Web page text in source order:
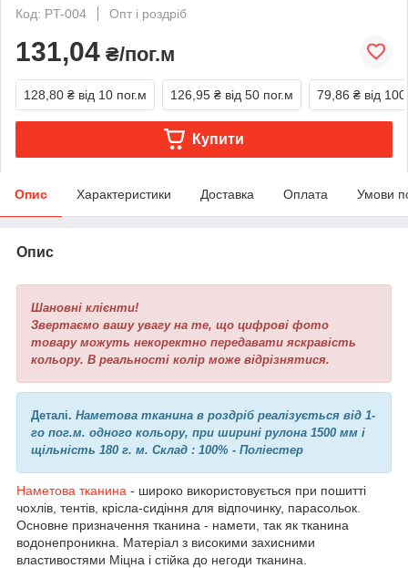
Код: PT-004
Опт і роздріб
131,04 ₴/пог.м
128,80 ₴ від 10 пог.м 126,95 ₴ від 50 пог.м 79,86 ₴ від
Купити
Опис Характеристики Доставка Оплата Умови
Опис
Шановні клієнти!
Звертаємо вашу увагу на те, що цифрові фото
товару можуть некоректно передавати яскравість
кольору. В реальності колір може відрізнятися.
Деталі. Наметова тканина в роздріб реалізується від 1-
го пог.м. одного кольору, при ширині рулона 1500 мм і
щільність 180 г. м. Склад : 100% - Поліестер
Наметова тканина - широко використовується при пошитті
чохлів, тентів, крісла-сидіння для відпочинку, парасольок.
Основне призначення тканина - намети, так як тканина
водонепроникна. Матеріал з високими захисними
властивостями Міцна і стійка до негоди тканина.